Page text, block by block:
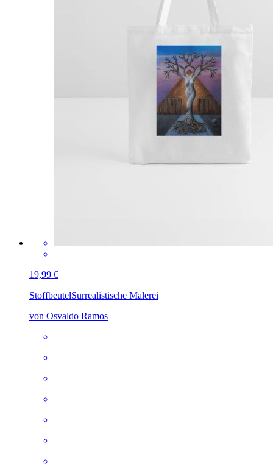
19,99 €
StoffbeutelSurrealistische Malerei
von Osvaldo Ramos